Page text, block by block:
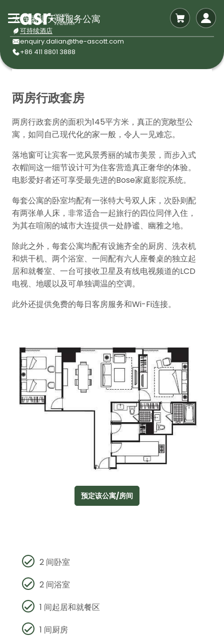
大连盛捷天城服务公寓
可持续酒店
enquiry.dalian@the-ascott.com
+86 411 8801 3888
两房行政套房
两房行政套房的面积为145平方米，真正的宽敞型公
寓，如同自己现代化的家一般，令人一见难忘。
落地窗可让宾客一览风景秀丽的城市美景，而步入式
衣帽间这一细节设计可为住客营造真正奢华的体验。
电影爱好者还可享受最先进的Bose家庭影院系统。
每套公寓的卧室均配有一张特大号双人床，次卧则配
有两张单人床，非常适合一起旅行的四位同伴入住，
为其在喧闹的城市大连提供一处静谧、幽雅之地。
除此之外，每套公寓均配有设施齐全的厨房、洗衣机
和烘干机、两个浴室、一间配有六人座餐桌的独立起
居和就餐室、一台可接收卫星及有线电视频道的LCD
电视、地暖以及可单独调温的空调。
此外还提供免费的每日客房服务和Wi-Fi连接。
预定该公寓/房间
2 间卧室
2 间浴室
1 间起居和就餐区
1 间厨房